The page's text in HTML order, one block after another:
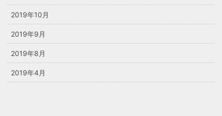
2019年10月
2019年9月
2019年8月
2019年4月